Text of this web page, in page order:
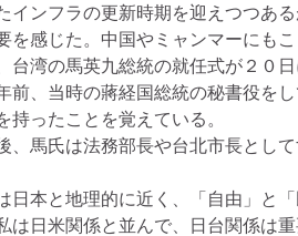
インフラの更新時期を迎えつつあ
を感じた。中国やミャンマーにも
台湾の馬英九総統の就任式が２０
前、当時の蔣経国総統の秘書役を
持ったことを覚えている。
、馬氏は法務部長や台北市長とし
日本と地理的に近く、「自由」と
は日米関係と並んで、日台関係は重